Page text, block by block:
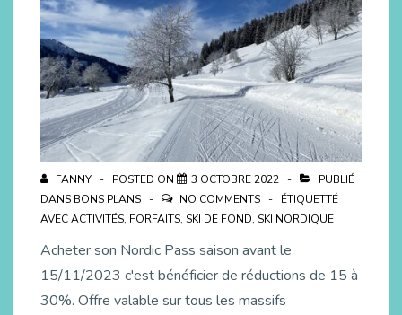
FANNY POSTED ON 3 OCTOBRE 2022
PUBLIÉ
DANS BONS PLANS NO COMMENTS
ÉTIQUETTÉ
AVECACTIVITÉS, FORFAITS, SKI DE FOND, SKI NORDIQUE
Acheter son Nordic Pass saison avant le
15/11/2023 c'est bénéficier de réductions de 15 à
30%. Offre valable sur tous les massifs